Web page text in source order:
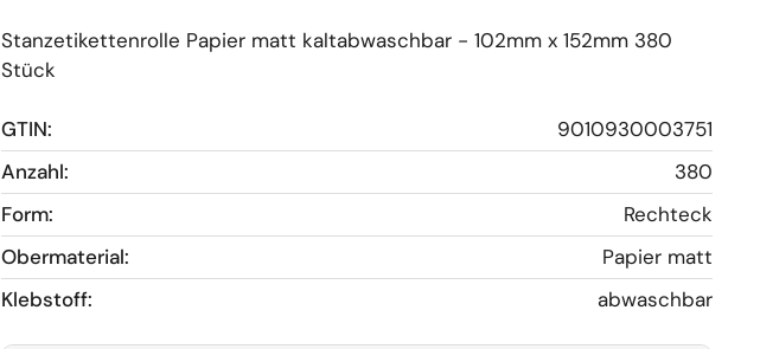
Stanzetikettenrolle Papier matt kaltabwaschbar - 102mm x 152mm 380
Stück
GTIN:
9010930003751
Anzahl:
380
Form:
Rechteck
Obermaterial:
Papier matt
Klebstoff:
abwaschbar